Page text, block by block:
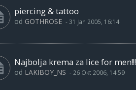
piercing & tattoo
od GOTHROSE - 31 Jan 2005, 16:14
Najbolja krema za lice for men!!!
od LAKIBOY_NS - 26 Okt 2006, 14:59